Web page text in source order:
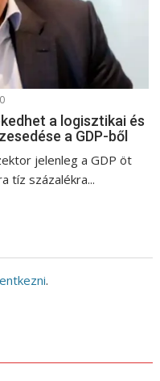
0
a logisztikai és
a GDP-ből
jelenleg a GDP öt
tíz százalékra...
.